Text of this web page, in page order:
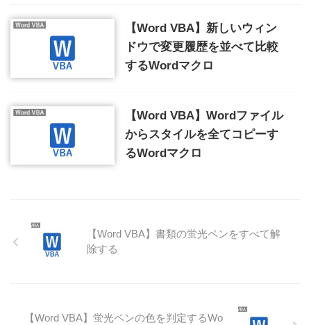
【Word VBA】新しいウィン
ドウで変更履歴を並べて比較
するWordマクロ
【Word VBA】Wordファイル
からスタイルを全てコピーす
るWordマクロ
【Word VBA】書類の蛍光ペンをすべて解
除する
【Word VBA】蛍光ペンの色を判定するWo